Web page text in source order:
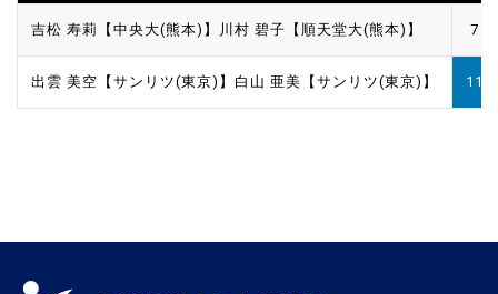
吉松 寿莉【中央大(熊本)】 川村 碧子【順天堂大(熊本)】 7
出雲 美空【サンリツ(東京)】 白山 亜美【サンリツ(東京)】 11